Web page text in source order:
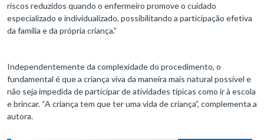
riscos reduzidos quando o enfermeiro promove o cuidado
especializado e individualizado, possibilitando a participação efetiva
da família e da própria criança.”
Independentemente da complexidade do procedimento, o
fundamental é que a criança viva da maneira mais natural possível e
não seja impedida de participar de atividades típicas como ir à escola
e brincar. “A criança tem que ter uma vida de criança”, complementa a
autora.